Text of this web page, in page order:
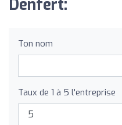
Denfert:
Ton nom
Taux de 1 à 5 l'entreprise